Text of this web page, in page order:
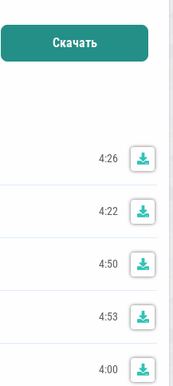
Скачать
4:26
4:22
4:50
4:53
4:00